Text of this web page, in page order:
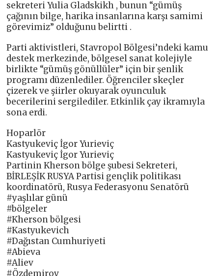
sekreteri Yulia Gladskikh , bunun “gümüş
çağının bilge, harika insanlarına karşı samimi
görevimiz” olduğunu belirtti .
Parti aktivistleri, Stavropol Bölgesi’ndeki kamu
destek merkezinde, bölgesel sanat kolejiyle
birlikte “gümüş gönüllüler” için bir şenlik
programı düzenlediler. Öğrenciler skeçler
çizerek ve şiirler okuyarak oyunculuk
becerilerini sergilediler. Etkinlik çay ikramıyla
sona erdi.
Hoparlör
Kastyukeviç İgor Yurieviç
Kastyukeviç İgor Yurieviç
Partinin Kherson bölge şubesi Sekreteri,
BİRLEŞİK RUSYA Partisi gençlik politikası
koordinatörü, Rusya Federasyonu Senatörü
#yaşlılar günü
#bölgeler
#Kherson bölgesi
#Kastyukevich
#Dağıstan Cumhuriyeti
#Abieva
#Aliev
#Özdemirov